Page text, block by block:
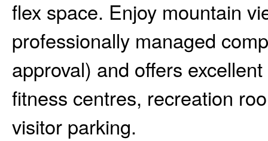
flex space. Enjoy mountain
professionally managed
approval) and offers
fitness centres, recreation
visitor parking.